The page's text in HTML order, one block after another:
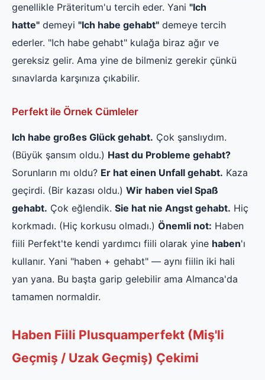
genellikle Präteritum'u tercih eder. Yani "Ich
hatte" demeyi "Ich habe gehabt" demeye tercih
ederler. "Ich habe gehabt" kulağa biraz ağır ve
gereksiz gelir. Ama yine de bilmeniz gerekir çünkü
sınavlarda karşınıza çıkabilir.
Perfekt ile Örnek Cümleler
Ich habe großes Glück gehabt. Çok şanslıydım.
(Büyük şansım oldu.) Hast du Probleme gehabt?
Sorunların mı oldu? Er hat einen Unfall gehabt. Kaza
geçirdi. (Bir kazası oldu.) Wir haben viel Spaß
gehabt. Çok eğlendik. Sie hat nie Angst gehabt. Hiç
korkmadı. (Hiç korkusu olmadı.) Önemli not: Haben
fiili Perfekt'te kendi yardımcı fiili olarak yine haben'ı
kullanır. Yani "haben + gehabt" — aynı fiilin iki hali
yan yana. Bu başta garip gelebilir ama Almanca'da
tamamen normaldir.
Haben Fiili Plusquamperfekt (Miş'li
Geçmiş / Uzak Geçmiş) Çekimi